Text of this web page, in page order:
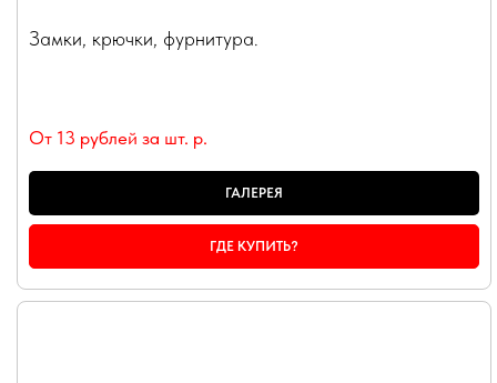
Замки, крючки, фурнитура.
От 13 рублей за шт. р.
ГАЛЕРЕЯ
ГДЕ КУПИТЬ?